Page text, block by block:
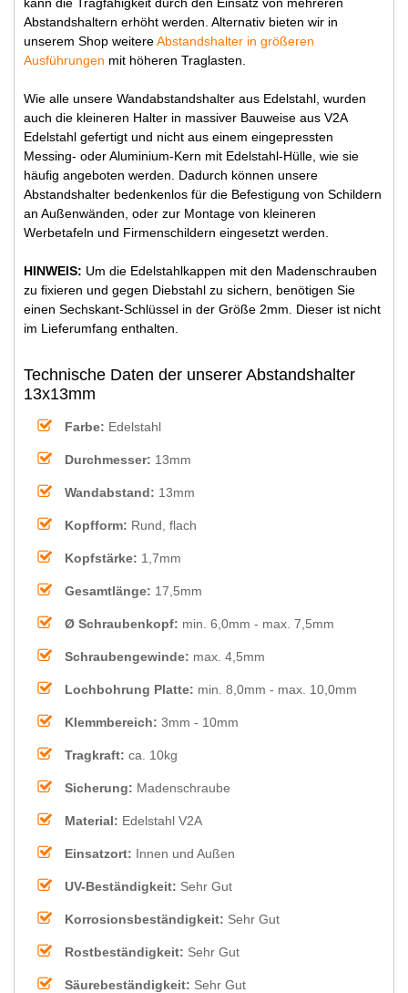
Abstandshaltern erhöht werden. Alternativ bieten wir in
unserem Shop weitereAbstandshalter in größeren
Ausführungen mit höheren Traglasten.
Wie alle unsere Wandabstandshalter aus Edelstahl, wurden
auch die kleineren Halter in massiver Bauweise aus V2A
Edelstahl gefertigt und nicht aus einem eingepressten
Messing- oder Aluminium-Kern mit Edelstahl-Hülle, wie sie
häufig angeboten werden. Dadurch können unsere
Abstandshalter bedenkenlos für die Befestigung von Schildern
an Außenwänden, oder zur Montage von kleineren
Werbetafeln und Firmenschildern eingesetzt werden.
HINWEIS: Um die Edelstahlkappen mit den Madenschrauben
zu fixieren und gegen Diebstahl zu sichern, benötigen Sie
einen Sechskant-Schlüssel in der Größe 2mm. Dieser ist nicht
im Lieferumfang enthalten.
Technische Daten der unserer Abstandshalter
13x13mm
Farbe: Edelstahl
Durchmesser: 13mm
Wandabstand: 13mm
Kopfform: Rund, flach
Kopfstärke: 1,7mm
Gesamtlänge: 17,5mm
Ø Schraubenkopf: min. 6,0mm - max. 7,5mm
Schraubengewinde: max. 4,5mm
Lochbohrung Platte: min. 8,0mm - max. 10,0mm
Klemmbereich: 3mm - 10mm
Tragkraft: ca. 10kg
Sicherung: Madenschraube
Material: Edelstahl V2A
Einsatzort: Innen und Außen
UV-Beständigkeit: Sehr Gut
Korrosionsbeständigkeit: Sehr Gut
Rostbeständigkeit: Sehr Gut
Säurebeständigkeit: Sehr Gut